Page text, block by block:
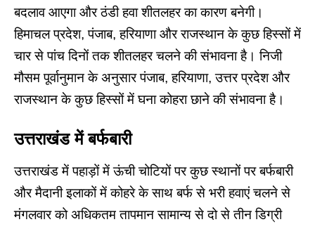
बदलाव आएगा औरठंडी हवा शीतलहरका कारण बनेगी।
हिमाचल प्रदेश, पंजाब, हरियाणा और राजस्थान के कुछ हिस्सों में
चार से पांच दिनों तक शीतलहर चलने की संभावना है। निजी
मौसम पूर्वानुमान के अनुसारपंजाब, हरियाणा, उत्तर प्रदेश और
राजस्थान के कुछ हिस्सों में घना कोहरा छाने की संभावना है।
उत्तराखंड में बर्फबारी
उत्तराखंड में पहाड़ों में ऊंची चोटियों पर कुछ स्थानों पर बर्फबारी
और मैदानी इलाकों में कोहरे के साथ बर्फ से भरी हवाएं चलने से
मंगलवार को अधिकतम तापमान सामान्य से दो से तीन डिग्री